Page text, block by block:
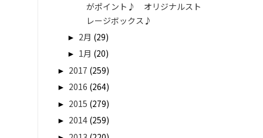
がポイント♪ オリジナルスト
レージボックス♪
► 2月 (29)
► 1月 (20)
► 2017 (259)
► 2016 (264)
► 2015 (279)
► 2014 (259)